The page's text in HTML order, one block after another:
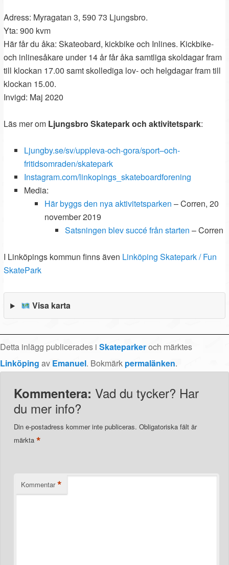
Adress: Myragatan 3, 590 73 Ljungsbro.
Yta: 900 kvm
Här får du åka: Skateobard, kickbike och Inlines. Kickbike-
och inlinesåkare under 14 år får åka samtliga skoldagar fram
till klockan 17.00 samt skollediga lov- och helgdagar fram till
klockan 15.00.
Invigd: Maj 2020
Läs mer om Ljungsbro Skatepark och aktivitetspark:
Ljungby.se/sv/uppleva-och-gora/sport–och-
fritidsomraden/skatepark
Instagram.com/linkopings_skateboardforening
Media:
Här byggs den nya aktivitetsparken – Corren, 20
november 2019
Satsningen blev succé från starten – Corren
I Linköpings kommun finns även Linköping Skatepark / Fun
SkatePark
Visa karta
Detta inlägg publicerades i Skateparkeroch märktes
Linköping av Emanuel. Bokmärk permalänken.
Kommentera: Vad du tycker? Har
du mer info?
Din e-postadress kommer inte publiceras. Obligatoriska fält är
märkta *
Kommentar *